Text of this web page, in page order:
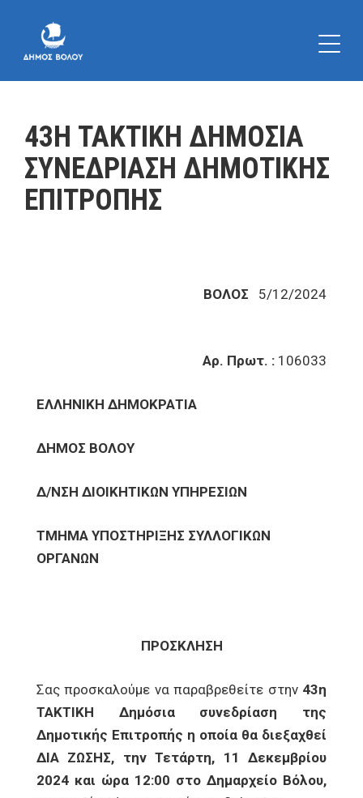
43Η ΤΑΚΤΙΚΗ ΔΗΜΟΣΙΑ
ΣΥΝΕΔΡΙΑΣΗ ΔΗΜΟΤΙΚΗΣ
ΕΠΙΤΡΟΠΗΣ
ΒΟΛΟΣ 5/12/2024
Αρ. Πρωτ. : 106033
ΕΛΛΗΝΙΚΗ ΔΗΜΟΚΡΑΤΙΑ
ΔΗΜΟΣ ΒΟΛΟΥ
Δ/ΝΣΗ ΔΙΟΙΚΗΤΙΚΩΝ ΥΠΗΡΕΣΙΩΝ
ΤΜΗΜΑ ΥΠΟΣΤΗΡΙΞΗΣ ΣΥΛΛΟΓΙΚΩΝ
ΟΡΓΑΝΩΝ
ΠΡΟΣΚΛΗΣΗ
Σας προσκαλούμε να παραβρεθείτε στην43η
ΤΑΚΤΙΚΗ Δημόσια συνεδρίαση της
Δημοτικής Επιτροπής η οποία θα διεξαχθεί
ΔΙΑ ΖΩΣΗΣ, την Τετάρτη, 11 Δεκεμβρίου
2024 και ώρα 12:00 στο Δημαρχείο Βόλου,